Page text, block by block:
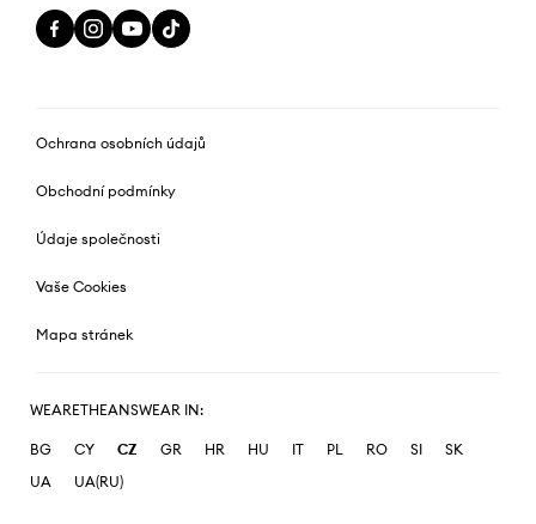
Ochrana osobních údajů
Obchodní podmínky
Údaje společnosti
Vaše Cookies
Mapa stránek
WEARETHEANSWEAR IN:
BG CY CZ GR HR HU IT PL RO SI
SK
UA
UA(RU)